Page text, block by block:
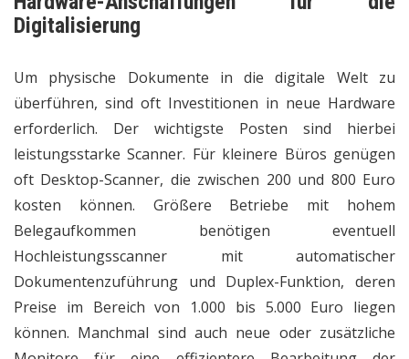
Digitalisierung
Um physische Dokumente in die digitale Welt zu
überführen, sind oft Investitionen in neue Hardware
erforderlich. Der wichtigste Posten sind hierbei
leistungsstarke Scanner. Für kleinere Büros genügen
oft Desktop-Scanner, die zwischen 200 und 800 Euro
kosten können. Größere Betriebe mit hohem
Belegaufkommen benötigen eventuell
Hochleistungsscanner mit automatischer
Dokumentenzuführung und Duplex-Funktion, deren
Preise im Bereich von 1.000 bis 5.000 Euro liegen
können. Manchmal sind auch neue oder zusätzliche